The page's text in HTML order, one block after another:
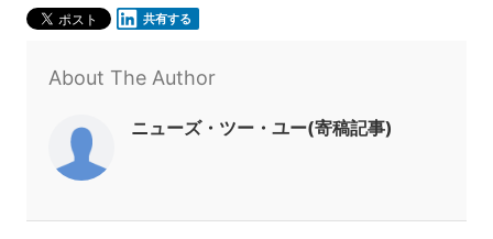
共有する
About The Author
ニューズ・ツー・ユー(寄稿記事)